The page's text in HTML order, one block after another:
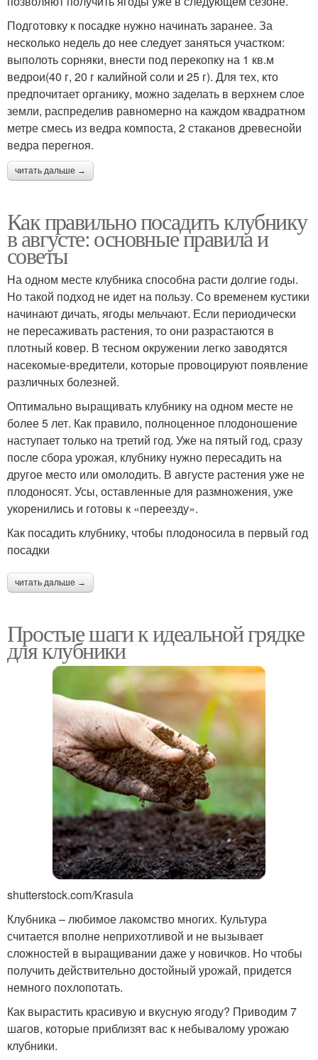
Подготовку к посадке нужно начинать заранее. За
несколько недель до нее следует заняться участком:
выполоть сорняки, внести под перекопку на 1 кв.м
ведрои(40 г, 20 г калийной соли и 25 г). Для тех, кто
предпочитает органику, можно заделать в верхнем слое
земли, распределив равномерно на каждом квадратном
метре смесь из ведра компоста, 2 стаканов древеснойи
ведра перегноя.
читать дальше →
Как правильно посадить клубнику
в августе: основные правила и
советы
На одном месте клубника способна расти долгие годы.
Но такой подход не идет на пользу. Со временем кустики
начинают дичать, ягоды мельчают. Если периодически
не пересаживать растения, то они разрастаются в
плотный ковер. В тесном окружении легко заводятся
насекомые-вредители, которые провоцируют появление
различных болезней.
Оптимально выращивать клубнику на одном месте не
более 5 лет. Как правило, полноценное плодоношение
наступает только на третий год. Уже на пятый год, сразу
после сбора урожая, клубнику нужно пересадить на
другое место или омолодить. В августе растения уже не
плодоносят. Усы, оставленные для размножения, уже
укоренились и готовы к «переезду».
Как посадить клубнику, чтобы плодоносила в первый год
посадки
читать дальше →
Простые шаги к идеальной грядке
для клубники
shutterstock.com/Krasula
Клубника – любимое лакомство многих. Культура
считается вполне неприхотливой и не вызывает
сложностей в выращивании даже у новичков. Но чтобы
получить действительно достойный урожай, придется
немного похлопотать.
Как вырастить красивую и вкусную ягоду? Приводим 7
шагов, которые приблизят вас к небывалому урожаю
клубники.